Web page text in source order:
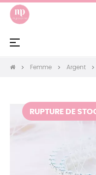
Basculer
☰
Femme Argent
RUPTURE DE